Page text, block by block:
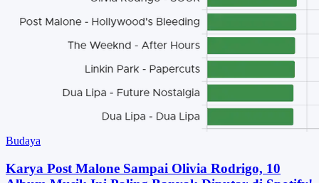
Budaya
Karya Post Malone Sampai Olivia Rodrigo, 10